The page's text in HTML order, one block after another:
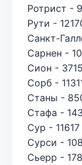
Ротрист -
Рути -
Санкт-
Сарнен -
Сион -
Сорб -
Станы -
Стафа -
Сур - 11617
Сурси -
Сьерр -